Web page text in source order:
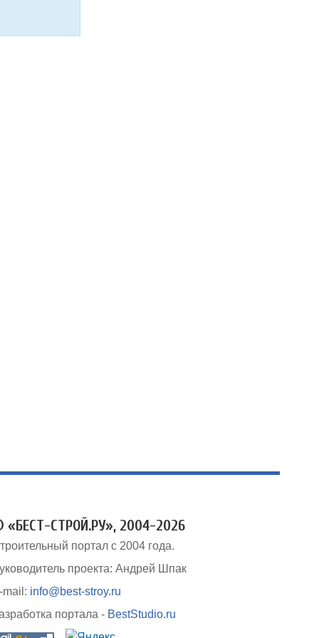
«БЕСТ-СТРОЙ.РУ», 2004-2026
портал с 2004 года.
проекта: Андрей Шпак
mail: info@best-stroy.ru
портала - BestStudio.ru